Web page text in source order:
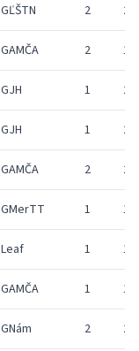
GĽŠTN 2 20
GAMČA 2 19
GJH 1 20
GJH 1 20
GAMČA 2 20
GMerTT 1 17
Leaf 1 19
GAMČA 1 18
GNám 2 20